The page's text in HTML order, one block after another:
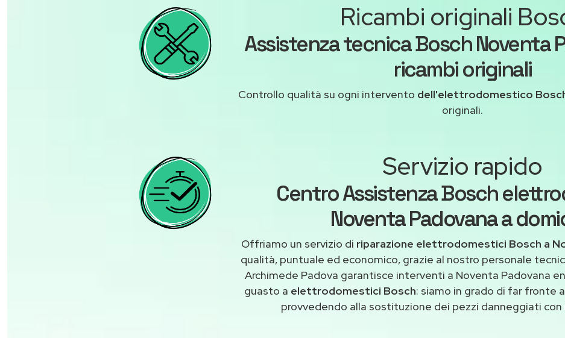
Ricambi originali
Assistenza tecnica Bosch Noventa
ricambi originali
Controllo qualità su ogni intervento dell'elettrodomestico
originali.
Servizio rapido
Centro Assistenza Bosch
Noventa Padovana a
Offriamo un servizio di riparazione elettrodomestici Bosch a
qualità, puntuale ed economico, grazie al nostro personale
Archimede Padova garantisce interventi a Noventa Padovana
guasto a elettrodomestici Bosch: siamo in grado di far fronte
provvedendo alla sostituzione dei pezzi danneggiati con